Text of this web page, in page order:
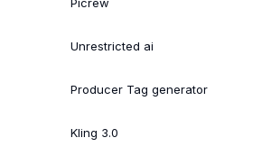
Picrew
Unrestricted ai
Producer Tag generator
Kling 3.0